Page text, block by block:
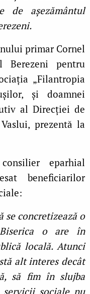
de așezământul
primar Cornel
Berezeni pentru
„Filantropia
și doamnei
al Direcției de
prezentă la
eparhial
beneficiarilor
se concretizează o
o are în
locală. Atunci
alt interes decât
să fim în slujba
servicii sociale nu